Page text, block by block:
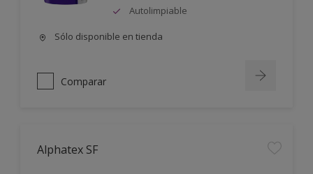
Autolimpiable
Sólo disponible en tienda
Comparar
Alphatex SF